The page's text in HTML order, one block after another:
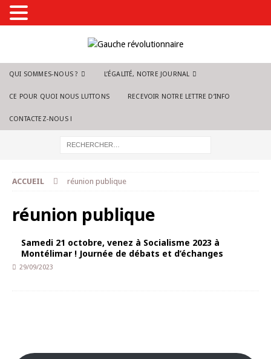
QUI SOMMES-NOUS ? L’ÉGALITÉ, NOTRE JOURNAL
CE POUR QUOI NOUS LUTTONS RECEVOIR NOTRE LETTRE D’INFO
CONTACTEZ-NOUS !
ACCUEIL réunion publique
réunion publique
Samedi 21 octobre, venez à Socialisme 2023 à
Montélimar ! Journée de débats et d’échanges
29/09/2023